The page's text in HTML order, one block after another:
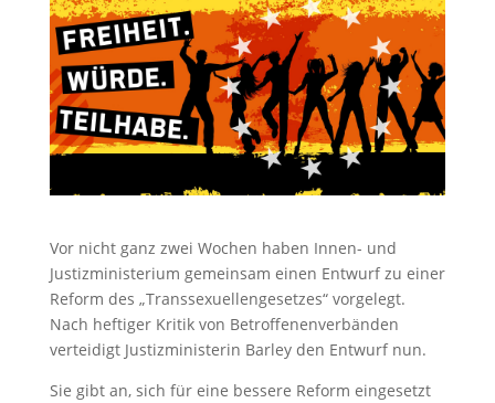
Vor nicht ganz zwei Wochen haben Innen- und
Justizministerium gemeinsam einen Entwurf zu einer
Reform des „Transsexuellengesetzes“ vorgelegt.
Nach heftiger Kritik von Betroffenenverbänden
verteidigt Justizministerin Barley den Entwurf nun.
Sie gibt an, sich für eine bessere Reform eingesetzt